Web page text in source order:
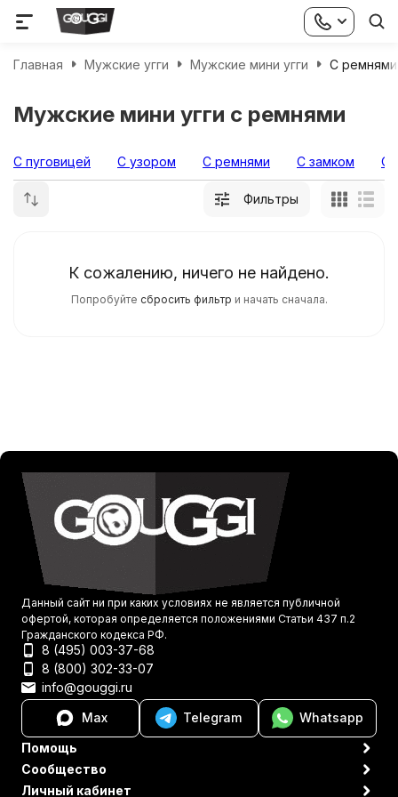
Главная Мужские угги Мужские мини угги С ремнями
Мужские мини угги с ремнями
С пуговицей С узором С ремнями С замком
Фильтры
К сожалению, ничего не найдено.
Попробуйте сбросить фильтр и начать сначала.
Данный сайт ни при каких условиях не является публичной
офертой, которая определяется положениями Статьи 437 п.2
Гражданского кодекса РФ.
8 (495) 003-37-68
8 (800) 302-33-07
info@gouggi.ru
Max
Telegram
Whatsapp
Помощь
Сообщество
Личный кабинет